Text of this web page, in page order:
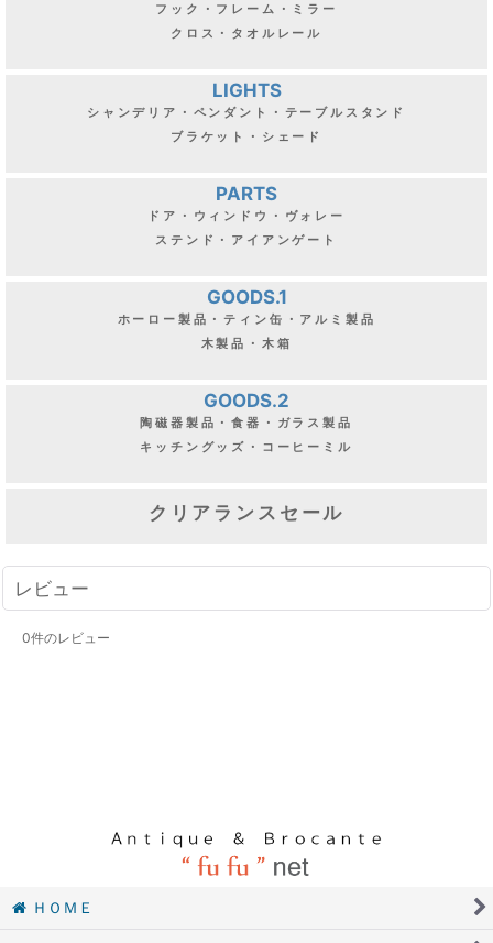
フック・フレーム・ミラー
クロス・タオルレール
LIGHTS
シャンデリア・ペンダント・テーブルスタンド
ブラケット・シェード
PARTS
ドア・ウィンドウ・ヴォレー
ステンド・アイアンゲート
GOODS.1
ホーロー製品・ティン缶・アルミ製品
木製品・木箱
GOODS.2
陶磁器製品・食器・ガラス製品
キッチングッズ・コーヒーミル
クリアランスセール
レビュー
0件のレビュー
ＨＯＭＥ